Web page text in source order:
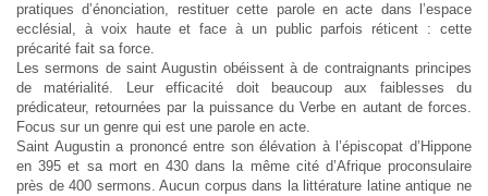
pratiques d’énonciation, restituer cette parole en acte dans l’espace
ecclésial, à voix haute et face à un public parfois réticent : cette
précarité fait sa force.
Les sermons de saint Augustin obéissent à de contraignants principes
de matérialité. Leur efficacité doit beaucoup aux faiblesses du
prédicateur, retournées par la puissance du Verbe en autant de forces.
Focus sur un genre qui est une parole en acte.
Saint Augustin a prononcé entre son élévation à l’épiscopat d’Hippone
en 395 et sa mort en 430 dans la même cité d’Afrique proconsulaire
près de 400 sermons. Aucun corpus dans la littérature latine antique ne